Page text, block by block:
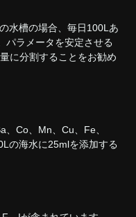
水槽の場合、毎日100Lあ
パラメータを安定させる
に分割することをお勧め
、Co、Mn、Cu、Fe、
の海水に25mlを添加する